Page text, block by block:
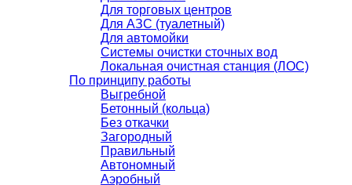
Для торговых центров
Для АЗС (туалетный)
Для автомойки
Системы очистки сточных вод
Локальная очистная станция (ЛОС)
По принципу работы
Выгребной
Бетонный (кольца)
Без откачки
Загородный
Правильный
Автономный
Аэробный